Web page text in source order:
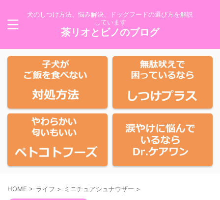
犬のしつけ方法、悩み解決、ドッグフードの選び方を解説
しています
茶リオとビノのブログ
HOME > ライフ > ミニチュアシュナウザー >